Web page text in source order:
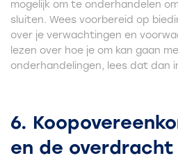
mogelijk om te onderhandelen
sluiten. Wees voorbereid op
over je verwachtingen en
lezen over hoe je om kan gaan
onderhandelingen, lees dat dan
6.
en de overdracht